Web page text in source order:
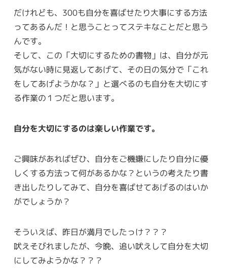
だけれども、300も自分を喜ばせたり大事にする方法
ってあるんだ！と思うことってステキなことだと思う
んです。
そして、この「大切にするための書物」は、自分が元
気がない時に見返してあげて、その日の気分で「これ
をしてあげようかな？」と選べるのも自分を大切にす
る作業の１つだと思います。
自分を大切にするのは楽しい作業です。
ご興味があればぜひ、自分をご機嫌にしたり自分に優
しくする方法って何があるかな？というの考えたり書
き出したりしてみて、自分を喜ばせてあげるのはいか
がでしょうか？
そういえば、昨日が満月でしたっけ？？？
吠えそびれましたが、今晩、追い吠えして自分を大切
にしてみようかな？？？